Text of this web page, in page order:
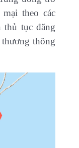
theo các
thủ tục đăng
thông